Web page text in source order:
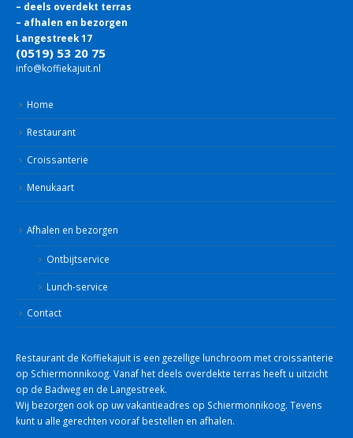
– deels overdekt terras
– afhalen en bezorgen
Langestreek 17
(0519) 53 20 75
info@koffiekajuit.nl
Home
Restaurant
Croissanterie
Menukaart
Afhalen en bezorgen
Ontbijtservice
Lunch-service
Contact
Restaurant de Koffiekajuit is een gezellige lunchroom met croissanterie
op Schiermonnikoog. Vanaf het deels overdekte terras heeft u uitzicht
op de Badweg en de Langestreek.
Wij bezorgen ook op uw vakantieadres op Schiermonnikoog. Tevens
kunt u alle gerechten vooraf bestellen en afhalen.